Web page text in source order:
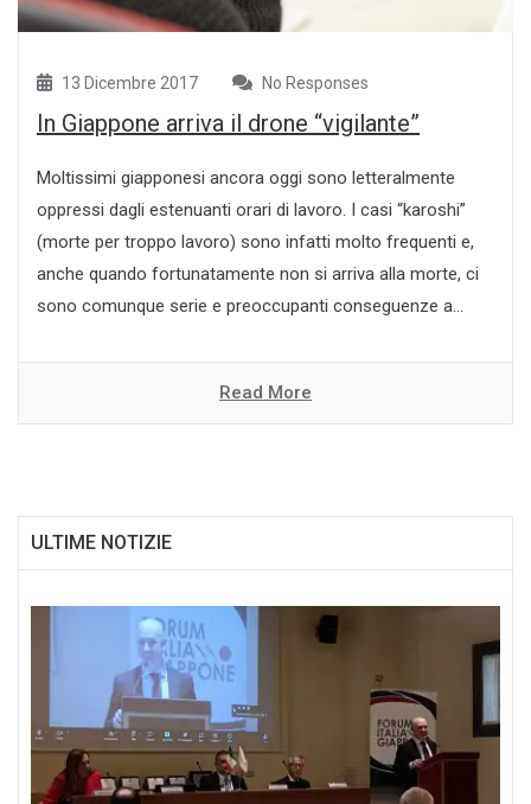
13 Dicembre 2017 No Responses
In Giappone arriva il drone “vigilante”
Moltissimi giapponesi ancora oggi sono letteralmente
oppressi dagli estenuanti orari di lavoro. I casi “karoshi”
(morte per troppo lavoro) sono infatti molto frequenti e,
anche quando fortunatamente non si arriva alla morte, ci
sono comunque serie e preoccupanti conseguenze a...
Read More
ULTIME NOTIZIE